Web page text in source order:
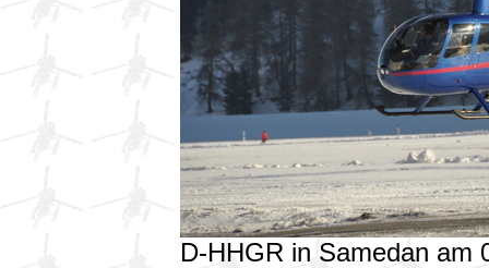
D-HHGR in Samedan am